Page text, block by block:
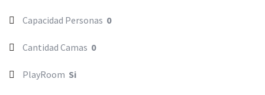
Capacidad Personas 0
Cantidad Camas 0
PlayRoom Si